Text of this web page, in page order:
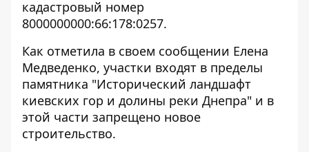
кадастровый номер
8000000000:66:178:0257.
Как отметила в своем сообщении Елена
Медведенко, участки входят в пределы
памятника "Исторический ландшафт
киевских гор и долины реки Днепра" и в
этой части запрещено новое
строительство.